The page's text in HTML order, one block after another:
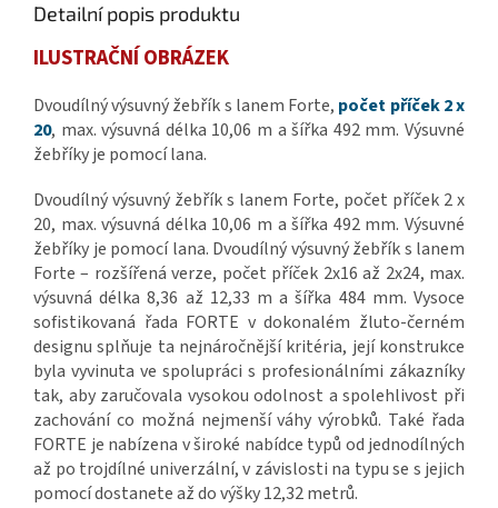
Detailní popis produktu
ILUSTRAČNÍ OBRÁZEK
Dvoudílný výsuvný žebřík s lanem Forte, počet příček 2 x
20, max. výsuvná délka 10,06 m a šířka 492 mm. Výsuvné
žebříky je pomocí lana.
Dvoudílnývýsuvný žebříks lanem Forte, počet příček 2x
20, max. výsuvná délka 10,06 m a šířka 492 mm. Výsuvné
žebříky je pomocí lana. Dvoudílný výsuvný žebřík s lanem
Forte – rozšířená verze, počet příček 2x16 až 2x24, max.
výsuvná délka 8,36 až 12,33 m a šířka 484 mm. Vysoce
sofistikovaná řada FORTE v dokonalém žluto-černém
designu splňuje ta nejnáročnější kritéria, její konstrukce
byla vyvinuta ve spolupráci s profesionálními zákazníky
tak, aby zaručovala vysokou odolnost a spolehlivost při
zachování co možná nejmenší váhy výrobků. Také řada
FORTE je nabízena v široké nabídce typů od jednodílných
až po trojdílné univerzální, v závislosti na typu se s jejich
pomocí dostanete až do výšky 12,32 metrů.